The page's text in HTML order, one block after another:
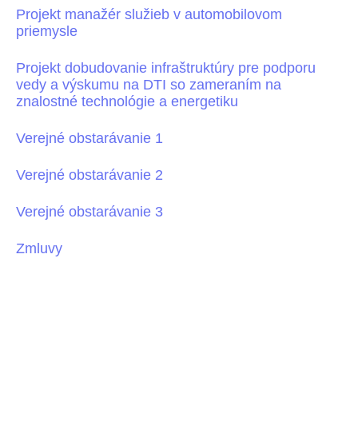
Projekt manažér služieb v automobilovom
priemysle
Projekt dobudovanie infraštruktúry pre podporu
vedy a výskumu na DTI so zameraním na
znalostné technológie a energetiku
Verejné obstarávanie 1
Verejné obstarávanie 2
Verejné obstarávanie 3
Zmluvy